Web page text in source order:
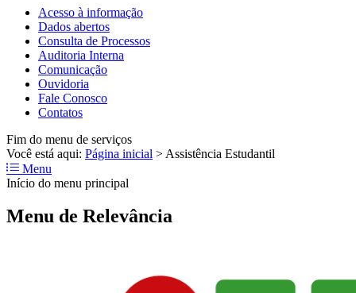
Acesso à informação
Dados abertos
Consulta de Processos
Auditoria Interna
Comunicação
Ouvidoria
Fale Conosco
Contatos
Fim do menu de serviços
Você está aqui: Página inicial > Assistência Estudantil
Menu
Início do menu principal
Menu de Relevância